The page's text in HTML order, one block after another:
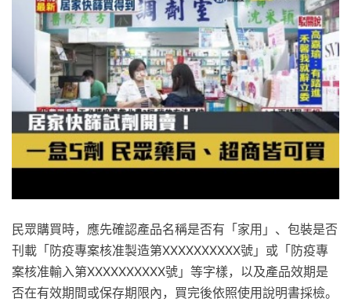
民眾購買時，應先確認產品名稱是否有「家用」、包裝是否
刊載「防疫專案核准製造第XXXXXXXXXX號」或「防疫專
案核准輸入第XXXXXXXXXX號」等字樣，以及產品效期是
否在有效期間或保存期限內，買完後依照使用說明書採檢。